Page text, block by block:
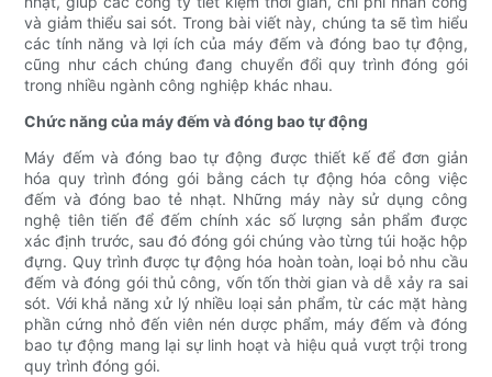
và giảm thiểu sai sót. Trong bài viết này, chúng ta sẽ tìm hiểu
các tính năng và lợi ích của máy đếm và đóng bao tự động,
cũng như cách chúng đang chuyển đổi quy trình đóng gói
trong nhiều ngành công nghiệp khác nhau.
Chức năng của máy đếm và đóng bao tự động
Máy đếm và đóng bao tự động được thiết kế để đơn giản
hóa quy trình đóng gói bằng cách tự động hóa công việc
đếm và đóng bao tẻ nhạt. Những máy này sử dụng công
nghệ tiên tiến để đếm chính xác số lượng sản phẩm được
xác định trước, sau đó đóng gói chúng vào từng túi hoặc hộp
đựng. Quy trình được tự động hóa hoàn toàn, loại bỏ nhu cầu
đếm và đóng gói thủ công, vốn tốn thời gian và dễ xảy ra sai
sót. Với khả năng xử lý nhiều loại sản phẩm, từ các mặt hàng
phần cứng nhỏ đến viên nén dược phẩm, máy đếm và đóng
bao tự động mang lại sự linh hoạt và hiệu quả vượt trội trong
quy trình đóng gói.